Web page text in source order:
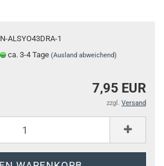
N-ALSYO43DRA-1
ca. 3-4 Tage(Ausland abweichend)
7,95 EUR
zzgl. Versand